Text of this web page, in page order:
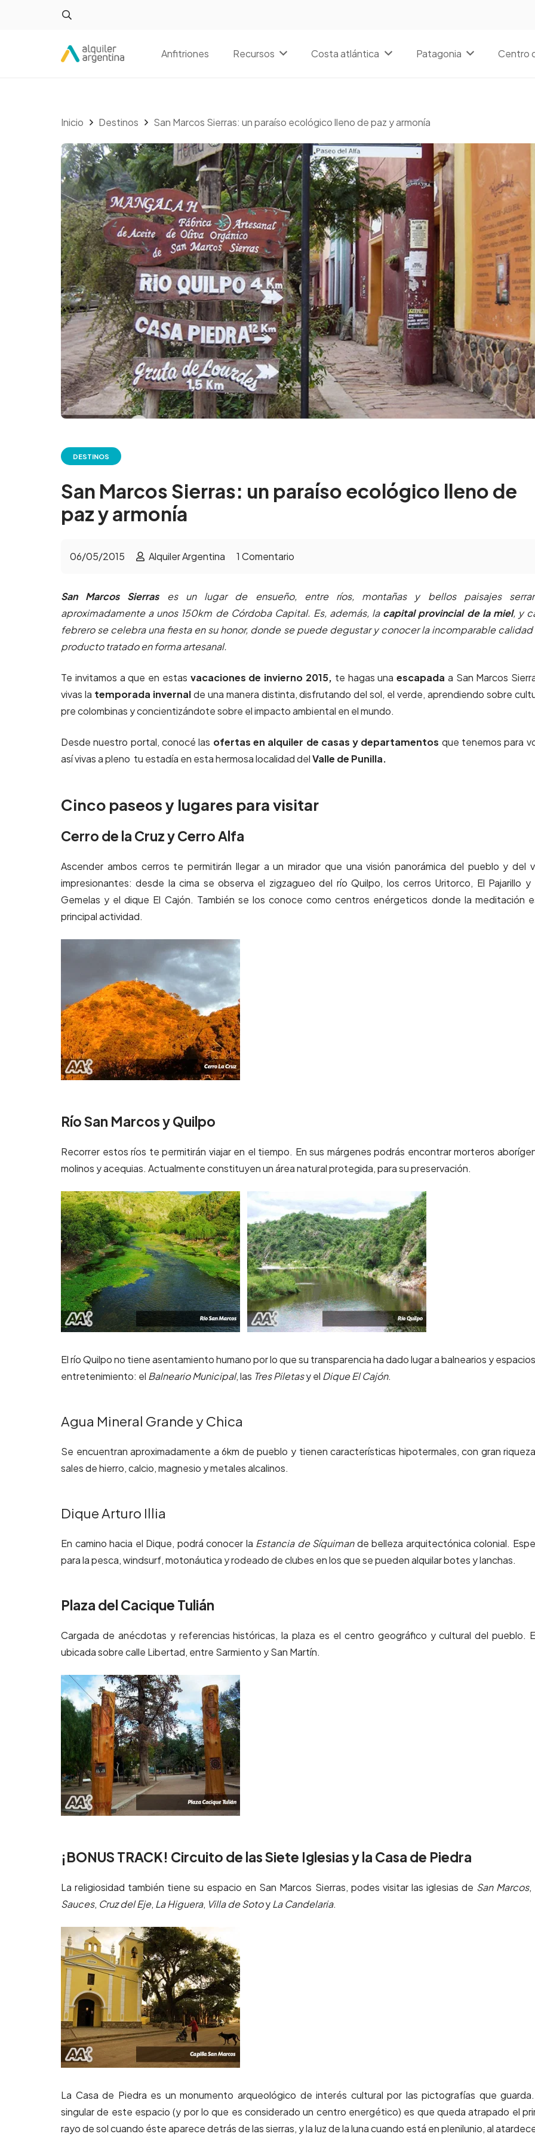
Anfitriones Recursos Costa atlántica Patagonia Centro
Inicio Destinos San Marcos Sierras: un paraíso ecológico lleno de paz y armonía
DESTINOS
San Marcos Sierras: un paraíso ecológico lleno de
paz y armonía
06/05/2015 Alquiler Argentina 1 Comentario
San Marcos Sierrases un lugar de ensueño, entre ríos, montañas y bellos paisajes
aproximadamente a unos 150km de Córdoba Capital. Es, además, la capital provincial de la miel, y
febrero se celebra una fiesta en su honor, donde se puede degustar y conocer la incomparable
producto tratado en forma artesanal.
Te invitamos a que en estas vacaciones de invierno 2015, te hagas unaescapada a San Marcos
vivas la temporada invernalde una manera distinta, disfrutando del sol, el verde, aprendiendo sobre
pre colombinas y concientizándote sobre el impacto ambiental en el mundo.
Desde nuestro portal, conocé las ofertas en alquiler de casas y departamentos que tenemos para
así vivas a pleno tu estadía en esta hermosa localidad delValle de Punilla.
Cinco paseos y lugares para visitar
Cerro de la Cruz y Cerro Alfa
Ascender ambos cerros te permitirán llegar a un mirador que una visión panorámica del pueblo y del
impresionantes: desde la cima se observa el zigzagueo del río Quilpo, los cerros Uritorco, El Pajarillo y
Gemelas y el dique El Cajón. También se los conoce como centros enérgeticos donde la meditación
principal actividad.
Río San Marcos y Quilpo
Recorrer estos ríos te permitirán viajar en el tiempo. En sus márgenes podrás encontrar morteros
molinos y acequias. Actualmente constituyen un área natural protegida, para su preservación.
El río Quilpo no tiene asentamiento humano por lo que su transparencia ha dado lugar a balnearios y
entretenimiento: el Balneario Municipal, las Tres Piletasy el Dique El Cajón.
Agua Mineral Grande y Chica
Se encuentran aproximadamente a 6km de pueblo y tienen características hipotermales, con gran
sales de hierro, calcio, magnesio y metales alcalinos.
Dique Arturo Illia
En camino hacia el Dique, podrá conocer la Estancia de Síquimande belleza arquitectónica colonial.
para la pesca, windsurf, motonáutica y rodeado de clubes en los que se pueden alquilar botes y lanchas.
Plaza del Cacique Tulián
Cargada de anécdotas y referencias históricas, la plaza es el centro geográfico y cultural del pueblo.
ubicada sobre calle Libertad, entre Sarmiento y San Martín.
¡BONUS TRACK! Circuito de las Siete Iglesias y la Casa de Piedra
La religiosidad también tiene su espacio en San Marcos Sierras, podes visitar las iglesias de San Marcos,
Sauces, Cruz del Eje, La Higuera, Villa de SotoyLa Candelaria.
La Casa de Piedra es un monumento arqueológico de interés cultural por las pictografías que
singular de este espacio (y por lo que es considerado un centro energético) es que queda atrapado el
rayo de sol cuando éste aparece detrás de las sierras, y la luz de la luna cuando está en plenilunio, al